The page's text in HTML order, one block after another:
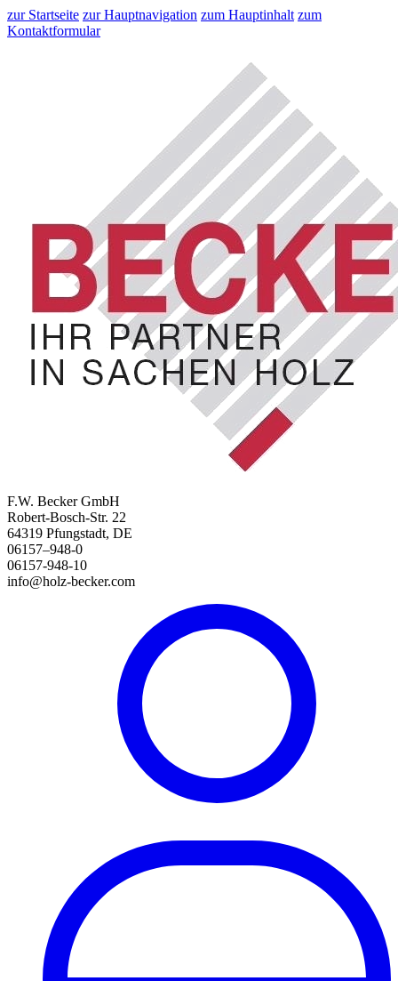
zur Startseite zur Hauptnavigation zum Hauptinhalt zum
Kontaktformular
F.W. Becker GmbH
Robert-Bosch-Str. 22
64319 Pfungstadt, DE
06157–948-0
06157-948-10
info@holz-becker.com